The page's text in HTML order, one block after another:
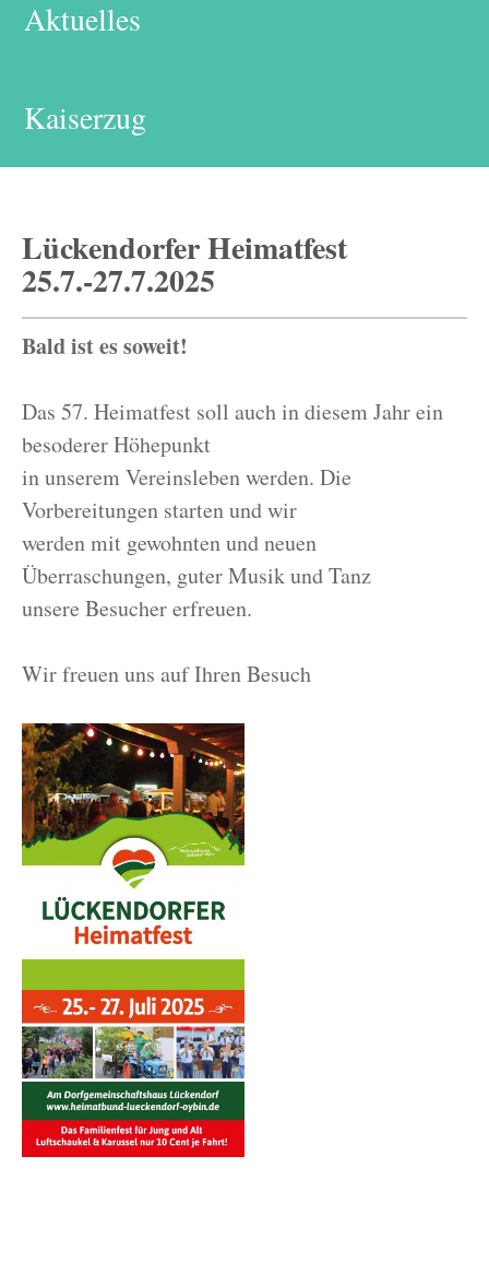
Aktuelles
Kaiserzug
Lückendorfer Heimatfest
25.7.-27.7.2025
Bald ist es soweit!
Das 57. Heimatfest soll auch in diesem Jahr ein
besoderer Höhepunkt
in unserem Vereinsleben werden. Die
Vorbereitungen starten und wir
werden mit gewohnten und neuen
Überraschungen, guter Musik und Tanz
unsere Besucher erfreuen.
Wir freuen uns auf Ihren Besuch